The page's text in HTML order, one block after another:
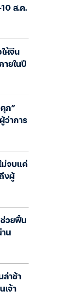
ส.ค.
ห้จีน
ายในปี
ก”
ว่าการ
ม่จบแค่
งผู้
วยฟื้น
น
ล่าช้า
เจ้า